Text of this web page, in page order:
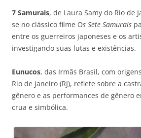
7 Samurais, de Laura Samy do Rio de
se no clássico filme Os Sete Samurais
entre os guerreiros japoneses e os
investigando suas lutas e existências.
Eunucos, das Irmãs Brasil, com
Rio de Janeiro (RJ), reflete sobre a
gênero e as performances de gênero
crua e simbólica.